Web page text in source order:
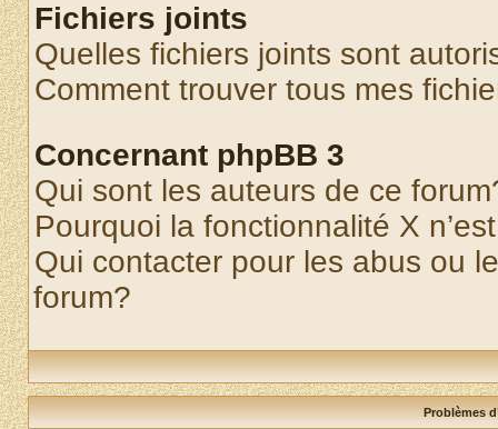
Fichiers joints
Quelles fichiers joints sont
Comment trouver tous mes
Concernant phpBB 3
Qui sont les auteurs de ce
Pourquoi la fonctionnalité X
Qui contacter pour les abus ou
forum?
Problèmes